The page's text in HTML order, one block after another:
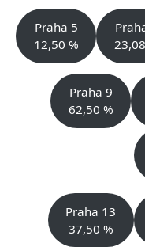
Praha 5
12,50 %
Praha 9
62,50 %
Praha 13
37,50 %